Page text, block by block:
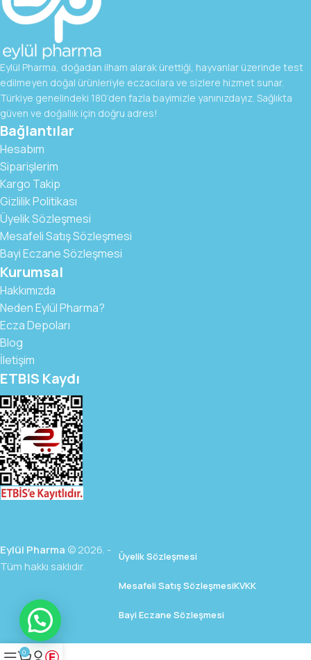
Eylül Pharma, doğadan ilham alarak ürettiği, hayvanlar üzerinde test
edilmeyen doğal ürünleriyle eczacılara ve sizlere hizmet sunar.
Türkiye genelindeki 180’den fazla bayimizle yanınızdayız. Sağlıkta
güven ve doğallık için doğru adres!
Bağlantılar
Hesabım
Siparişlerim
Kargo Takip
Gizlilik Politikası
Üyelik Sözleşmesi
Mesafeli Satış Sözleşmesi
Bayi Eczane Sözleşmesi
Kurumsal
Hakkımızda
Neden Eylül Pharma?
Ecza Depoları
Blog
İletişim
ETBIS Kaydı
Eylül Pharma © 2026. -
Tüm hakkı saklıdır.
Üyelik Sözleşmesi
Mesafeli Satış SözleşmesiKVKK
Bayi Eczane Sözleşmesi
0